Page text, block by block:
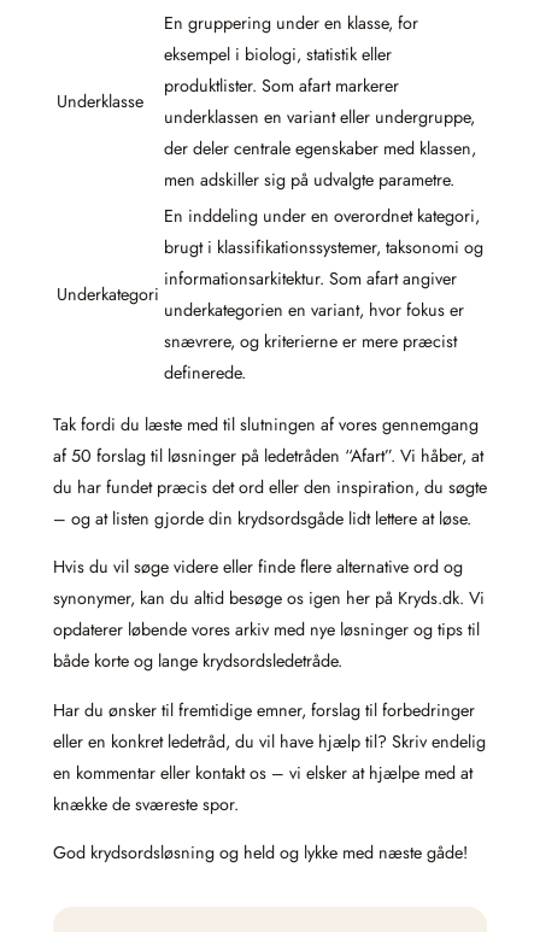
Underklasse
En gruppering under en klasse, for
eksempel i biologi, statistik eller
produktlister. Som afart markerer
underklassen en variant eller undergruppe,
der deler centrale egenskaber med klassen,
men adskiller sig på udvalgte parametre.
Underkategori
En inddeling under en overordnet kategori,
brugt i klassifikationssystemer, taksonomi og
informationsarkitektur. Som afart angiver
underkategorien en variant, hvor fokus er
snævrere, og kriterierne er mere præcist
definerede.
Tak fordi du læste med til slutningen af vores gennemgang
af 50 forslag til løsninger på ledetråden “Afart”. Vi håber, at
du har fundet præcis det ord eller den inspiration, du søgte
– og at listen gjorde din krydsordsgåde lidt lettere at løse.
Hvis du vil søge videre eller finde flere alternative ord og
synonymer, kan du altid besøge os igen her på Kryds.dk. Vi
opdaterer løbende vores arkiv med nye løsninger og tips til
både korte og lange krydsordsledetråde.
Har du ønsker til fremtidige emner, forslag til forbedringer
eller en konkret ledetråd, du vil have hjælp til? Skriv endelig
en kommentar eller kontakt os – vi elsker at hjælpe med at
knække de sværeste spor.
God krydsordsløsning og held og lykke med næste gåde!